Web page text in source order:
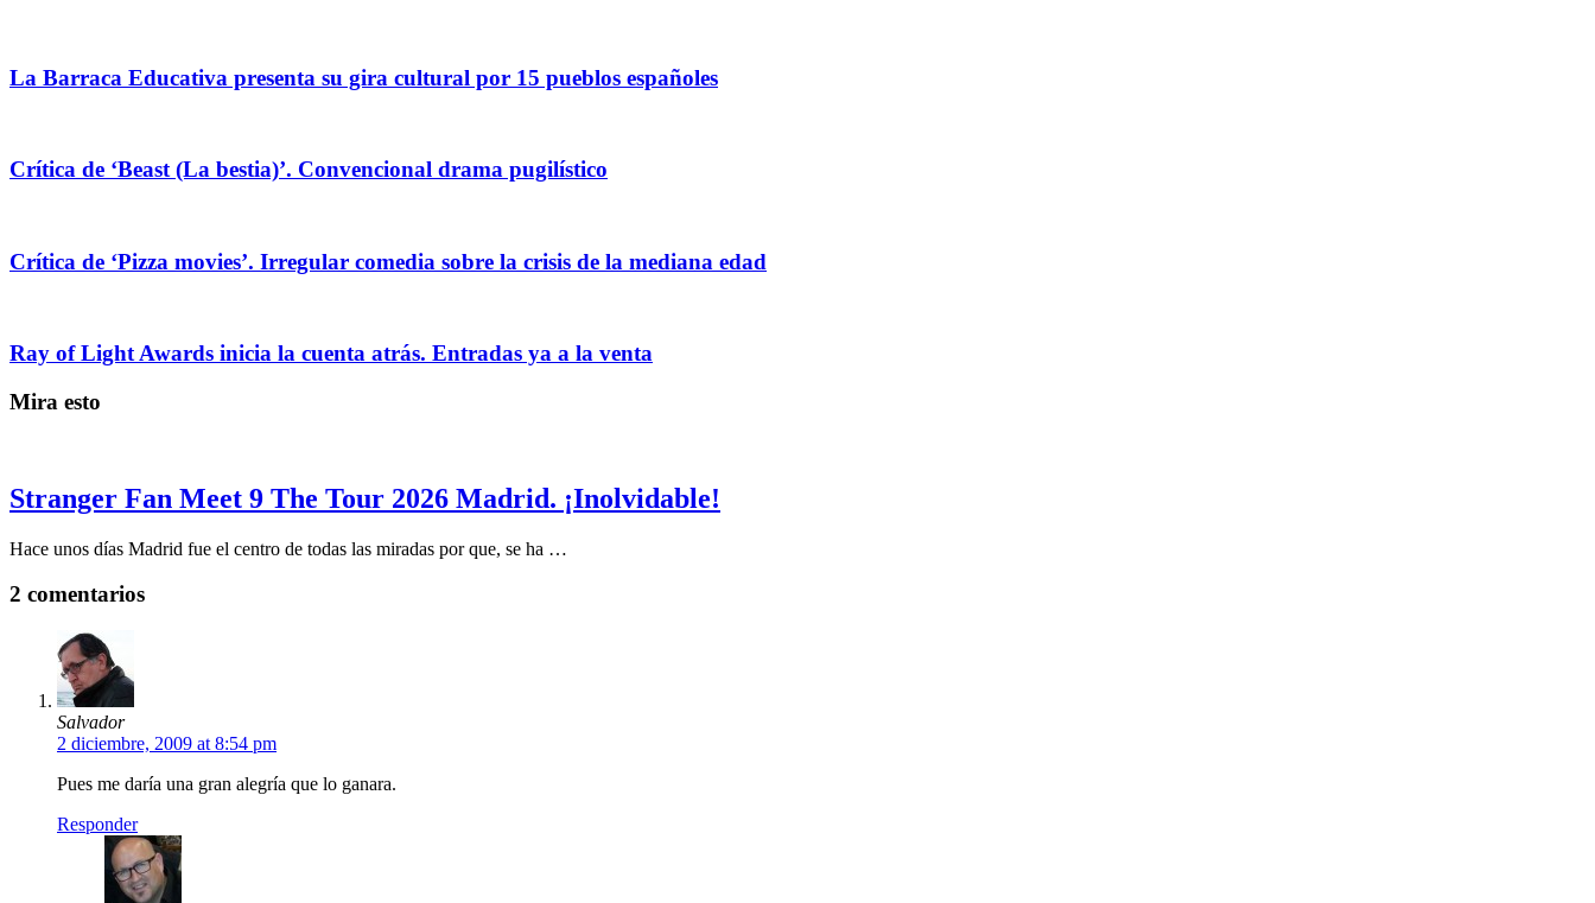
La Barraca Educativa presenta su gira cultural por 15 pueblos españoles
Crítica de ‘Beast (La bestia)’. Convencional drama pugilístico
Crítica de ‘Pizza movies’. Irregular comedia sobre la crisis de la mediana edad
Ray of Light Awards inicia la cuenta atrás. Entradas ya a la venta
Mira esto
Stranger Fan Meet 9 The Tour 2026 Madrid. ¡Inolvidable!
Hace unos días Madrid fue el centro de todas las miradas por que, se ha …
2 comentarios
Salvador
2 diciembre, 2009 at 8:54 pm
Pues me daría una gran alegría que lo ganara.
Responder